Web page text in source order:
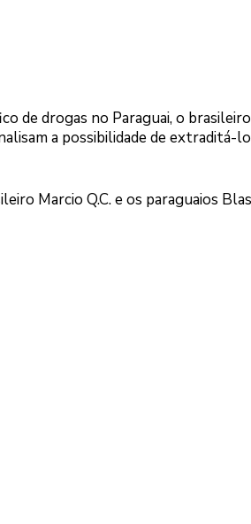
de drogas no Paraguai, o
a possibilidade de extraditá-
Marcio Q.C. e os paraguaios